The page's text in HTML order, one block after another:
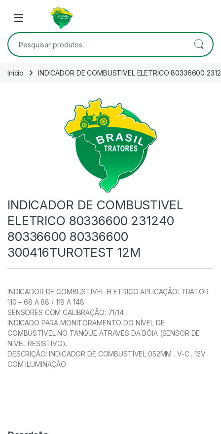
Skip to navigation
Open
Pesquisar por:
Início INDICADOR DE COMBUSTIVEL ELETRICO 80336600
INDICADOR DE COMBUSTIVEL
ELETRICO 80336600 231240
80336600 80336600
300416TUROTEST 12M
INDICADOR DE COMBUSTIVEL ELETRICO APLICAÇÃO: TRATOR
110 – 68 A 88 / 118 A 148
SENSORES COM CALIBRAÇÃO: 71/14
INDICADO PARA MONITORAMENTO DO NÍVEL DE
COMBUSTÍVEL NO TANQUE ATRAVÉS DA BÓIA (SENSOR DE
NÍVEL RESISTIVO).
DESCRIÇÃO: INDICADOR DE COMBUSTÍVEL 052MM . V-C . 12V .
COM ILUMINAÇÃO